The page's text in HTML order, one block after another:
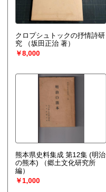
クロプシュトックの抒情詩研
究
（坂田正治 著）
￥8,000
熊本県史料集成 第12集 (明治
の熊本)
（郷土文化研究所
編）
￥1,000